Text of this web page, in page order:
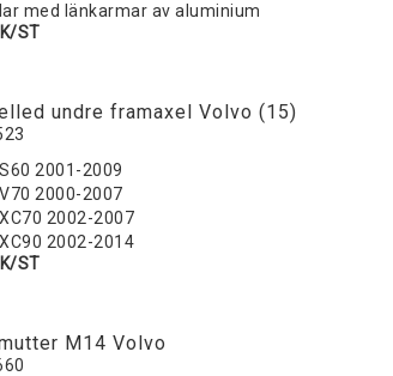
med länkarmar av aluminium
ST
undre framaxel Volvo (15)
2001-2009
2000-2007
2002-2007
2002-2014
ST
M14 Volvo